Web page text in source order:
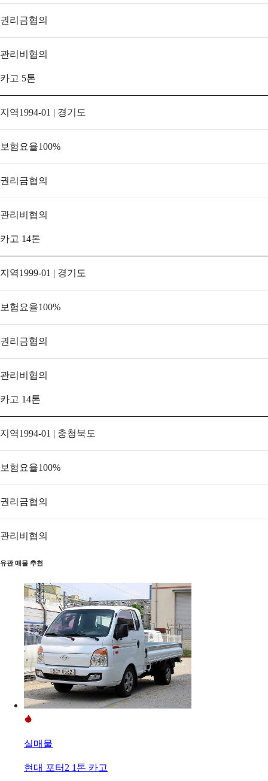
권리금협의
관리비 협의
카고 5톤
지역1994-01 | 경기도
보험요율100%
권리금협의
관리비 협의
카고 14톤
지역1999-01 | 경기도
보험요율100%
권리금협의
관리비 협의
카고 14톤
지역1994-01 | 충청북도
보험요율100%
권리금협의
관리비 협의
유관 매물 추천
실매물
현대 포터2 1톤 카고